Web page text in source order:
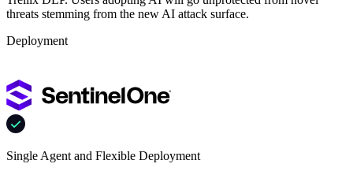
threats stemming from the new AI attack surface.
Deployment
Single Agent and Flexible Deployment